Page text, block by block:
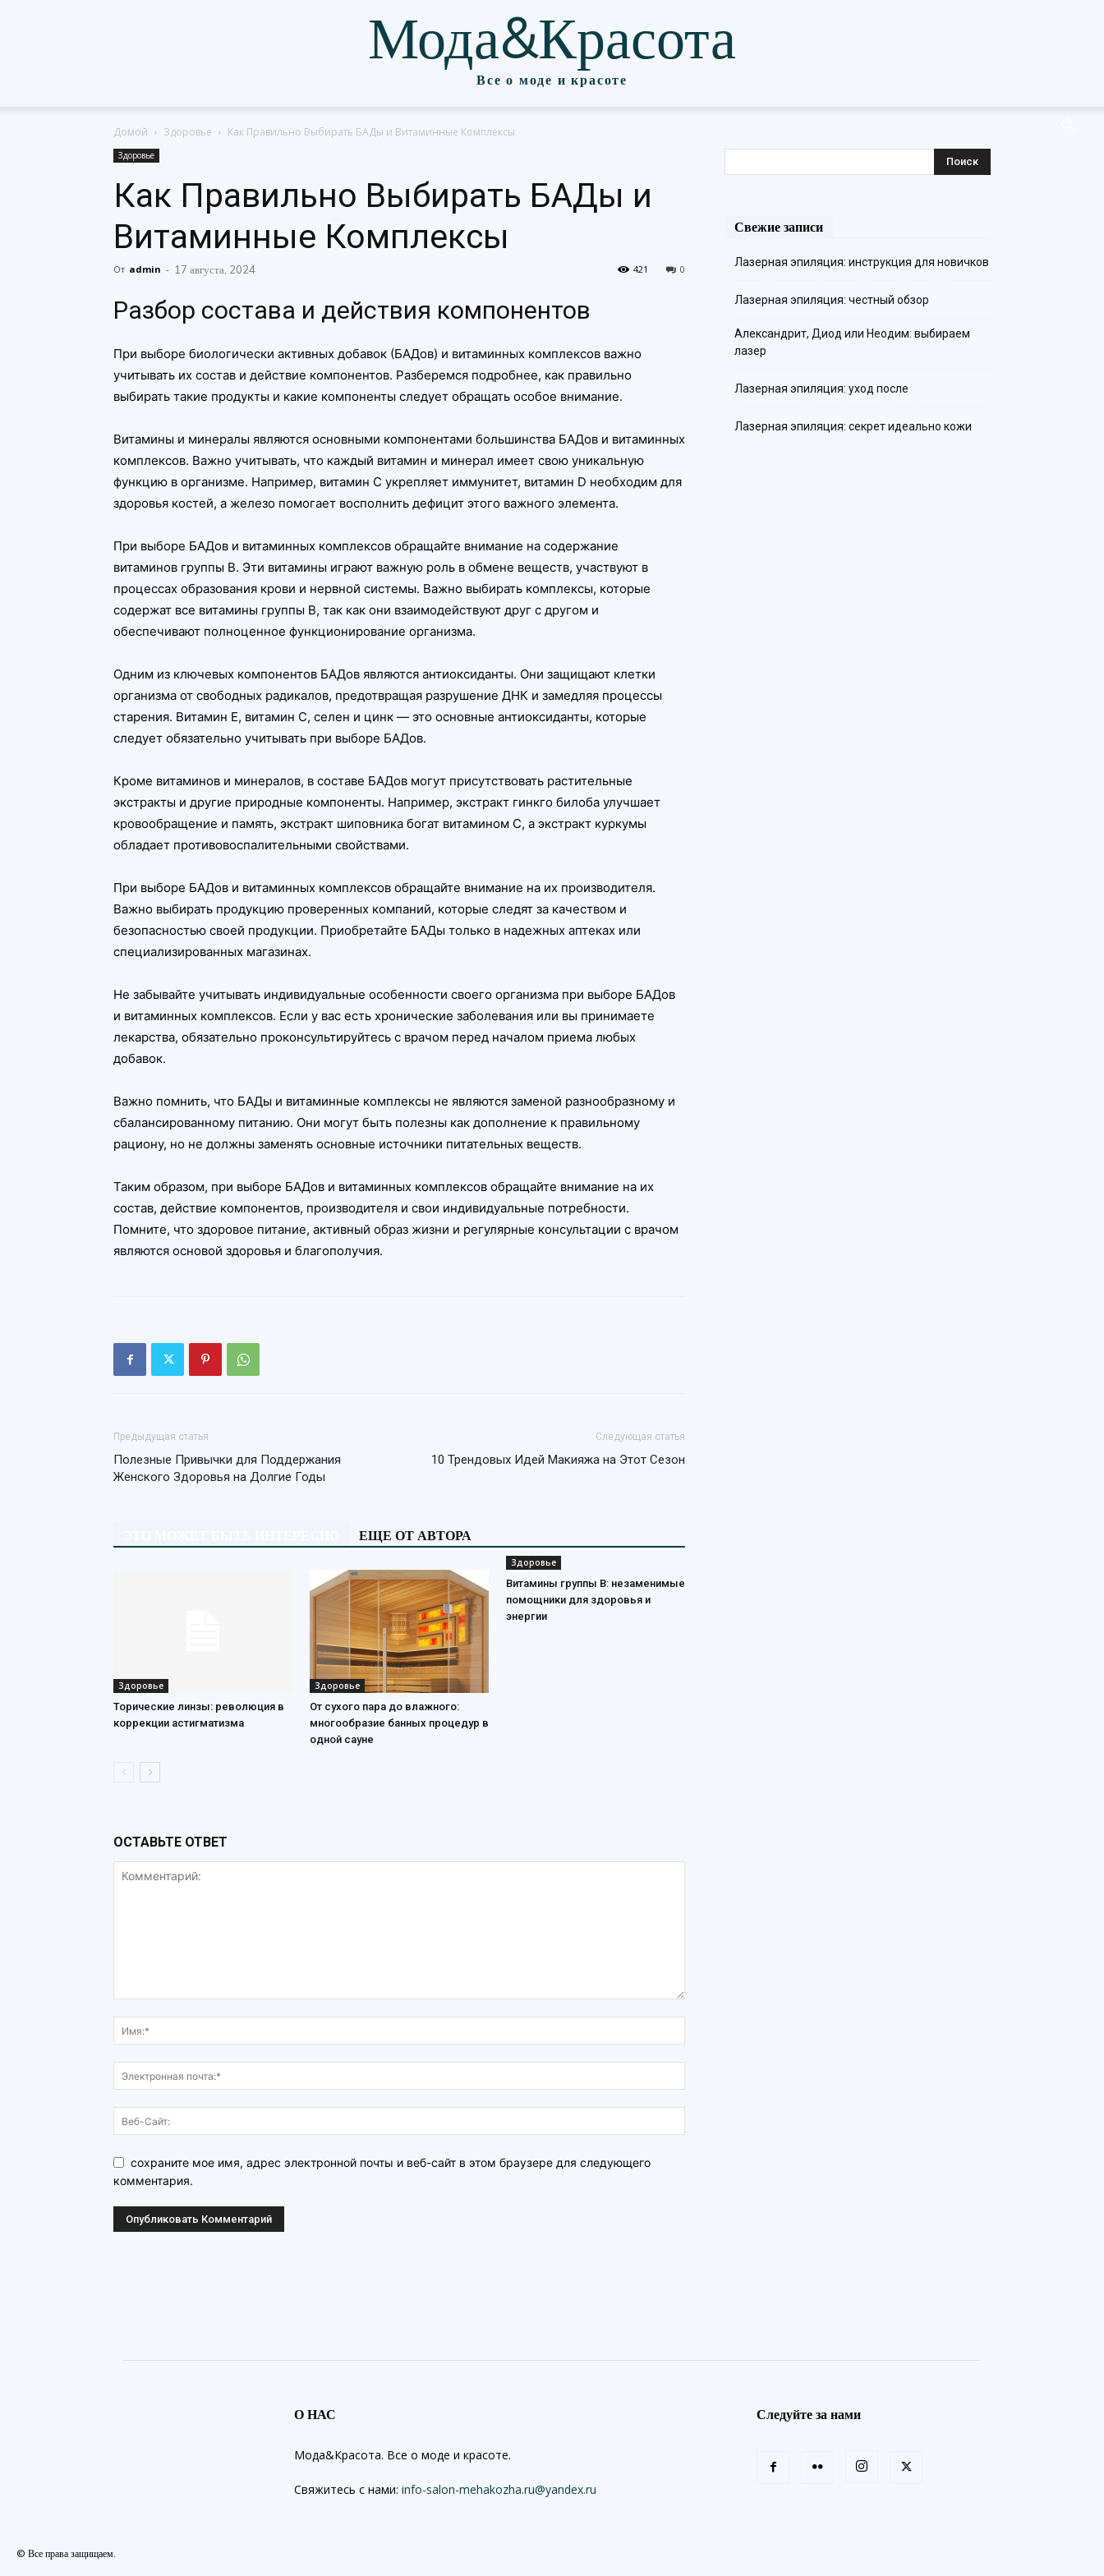
Мода&Красота
Все о моде и красоте
Домой Здоровье Как Правильно Выбирать БАДы и Витаминные Комплексы
Здоровье
Как Правильно Выбирать БАДы и
Витаминные Комплексы
От admin - 17 августа, 2024 0
421
Разбор состава и действия компонентов
При выборе биологически активных добавок (БАДов) и витаминных комплексов важно
учитывать их состав и действие компонентов. Разберемся подробнее, как правильно
выбирать такие продукты и какие компоненты следует обращать особое внимание.
Витамины и минералы являются основными компонентами большинства БАДов и витаминных
комплексов. Важно учитывать, что каждый витамин и минерал имеет свою уникальную
функцию в организме. Например, витамин С укрепляет иммунитет, витамин D необходим для
здоровья костей, а железо помогает восполнить дефицит этого важного элемента.
При выборе БАДов и витаминных комплексов обращайте внимание на содержание
витаминов группы В. Эти витамины играют важную роль в обмене веществ, участвуют в
процессах образования крови и нервной системы. Важно выбирать комплексы, которые
содержат все витамины группы В, так как они взаимодействуют друг с другом и
обеспечивают полноценное функционирование организма.
Одним из ключевых компонентов БАДов являются антиоксиданты. Они защищают клетки
организма от свободных радикалов, предотвращая разрушение ДНК и замедляя процессы
старения. Витамин Е, витамин С, селен и цинк — это основные антиоксиданты, которые
следует обязательно учитывать при выборе БАДов.
Кроме витаминов и минералов, в составе БАДов могут присутствовать растительные
экстракты и другие природные компоненты. Например, экстракт гинкго билоба улучшает
кровообращение и память, экстракт шиповника богат витамином C, а экстракт куркумы
обладает противовоспалительными свойствами.
При выборе БАДов и витаминных комплексов обращайте внимание на их производителя.
Важно выбирать продукцию проверенных компаний, которые следят за качеством и
безопасностью своей продукции. Приобретайте БАДы только в надежных аптеках или
специализированных магазинах.
Не забывайте учитывать индивидуальные особенности своего организма при выборе БАДов
и витаминных комплексов. Если у вас есть хронические заболевания или вы принимаете
лекарства, обязательно проконсультируйтесь с врачом перед началом приема любых
добавок.
Важно помнить, что БАДы и витаминные комплексы не являются заменой разнообразному и
сбалансированному питанию. Они могут быть полезны как дополнение к правильному
рациону, но не должны заменять основные источники питательных веществ.
Таким образом, при выборе БАДов и витаминных комплексов обращайте внимание на их
состав, действие компонентов, производителя и свои индивидуальные потребности.
Помните, что здоровое питание, активный образ жизни и регулярные консультации с врачом
являются основой здоровья и благополучия.
Предыдущая статья
Полезные Привычки для Поддержания
Женского Здоровья на Долгие Годы
Следующая статья
10 Трендовых Идей Макияжа на Этот Сезон
ЕЩЕ ОТ АВТОРА
Здоровье
Торические линзы: революция в
коррекции астигматизма
Здоровье
От сухого пара до влажного:
многообразие банных процедур в
одной сауне
Здоровье
Витамины группы В: незаменимые
помощники для здоровья и
энергии
ОСТАВЬТЕ ОТВЕТ
сохраните мое имя, адрес электронной почты и веб-сайт в этом браузере для следующего
комментария.
Свежие записи
Лазерная эпиляция: инструкция для новичков
Лазерная эпиляция: честный обзор
Александрит, Диод или Неодим: выбираем
лазер
Лазерная эпиляция: уход после
Лазерная эпиляция: секрет идеально кожи
О НАС
Мода&Красота. Все о моде и красоте.
Свяжитесь с нами: info-salon-mehakozha.ru@yandex.ru
Следуйте за нами
© Все права защищаем.